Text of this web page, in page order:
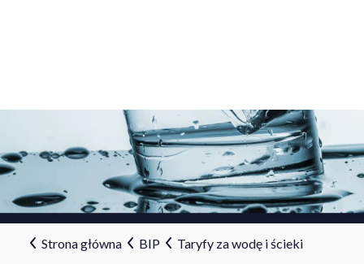
Strona główna BIP Taryfy za wodę i ścieki